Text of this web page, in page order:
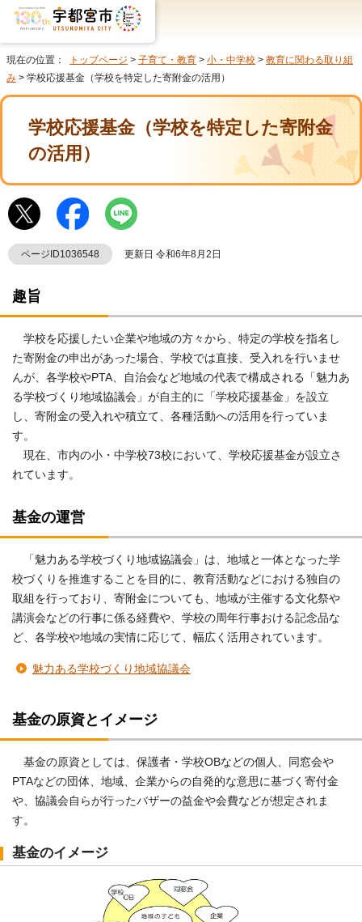
現在の位置： トップページ > 子育て・教育 > 小・中学校 > 教育に関わる取り組
み > 学校応援基金（学校を特定した寄附金の活用）
学校応援基金（学校を特定した寄附金
の活用）
ページID1036548 更新日 令和6年8月2日
趣旨
学校を応援したい企業や地域の方々から、特定の学校を指名し
た寄附金の申出があった場合、学校では直接、受入れを行いませ
んが、各学校やPTA、自治会など地域の代表で構成される「魅力あ
る学校づくり地域協議会」が自主的に「学校応援基金」を設立
し、寄附金の受入れや積立て、各種活動への活用を行っていま
す。
現在、市内の小・中学校73校において、学校応援基金が設立さ
れています。
基金の運営
「魅力ある学校づくり地域協議会」は、地域と一体となった学
校づくりを推進することを目的に、教育活動などにおける独自の
取組を行っており、寄附金についても、地域が主催する文化祭や
講演会などの行事に係る経費や、学校の周年行事おける記念品な
ど、各学校や地域の実情に応じて、幅広く活用されています。
魅力ある学校づくり地域協議会
基金の原資とイメージ
基金の原資としては、保護者・学校OBなどの個人、同窓会や
PTAなどの団体、地域、企業からの自発的な意思に基づく寄付金
や、協議会自らが行ったバザーの益金や会費などが想定されま
す。
基金のイメージ